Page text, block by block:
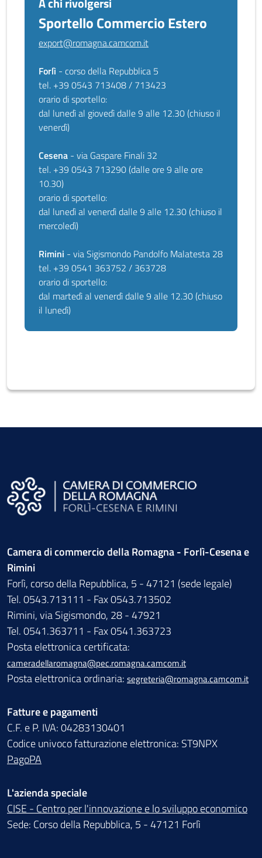
Sportello Commercio Estero
export@romagna.camcom.it
Forlì - corso della Repubblica 5
tel. +39 0543 713408 / 713423
orario di sportello:
dal lunedì al giovedì dalle 9 alle 12.30 (chiuso il
venerdì)
Cesena - via Gaspare Finali 32
tel. +39 0543 713290 (dalle ore 9 alle ore
10.30)
orario di sportello:
dal lunedì al venerdì dalle 9 alle 12.30 (chiuso il
mercoledì)
Rimini - via Sigismondo Pandolfo Malatesta 28
tel. +39 0541 363752 / 363728
orario di sportello:
dal martedì al venerdì dalle 9 alle 12.30 (chiuso
il lunedì)
Camera di commercio della Romagna - Forlì-Cesena e
Rimini
Forlì, corso della Repubblica, 5 - 47121 (sede legale)
Tel. 0543.713111 - Fax 0543.713502
Rimini, via Sigismondo, 28 - 47921
Tel. 0541.363711 - Fax 0541.363723
Posta elettronica certificata:
cameradellaromagna@pec.romagna.camcom.it
Posta elettronica ordinaria: segreteria@romagna.camcom.it
Fatture e pagamenti
C.F. e P. IVA: 04283130401
Codice univoco fatturazione elettronica: ST9NPX
PagoPA
L'azienda speciale
CISE - Centro per l'innovazione e lo sviluppo economico
Sede: Corso della Repubblica, 5 - 47121 Forlì